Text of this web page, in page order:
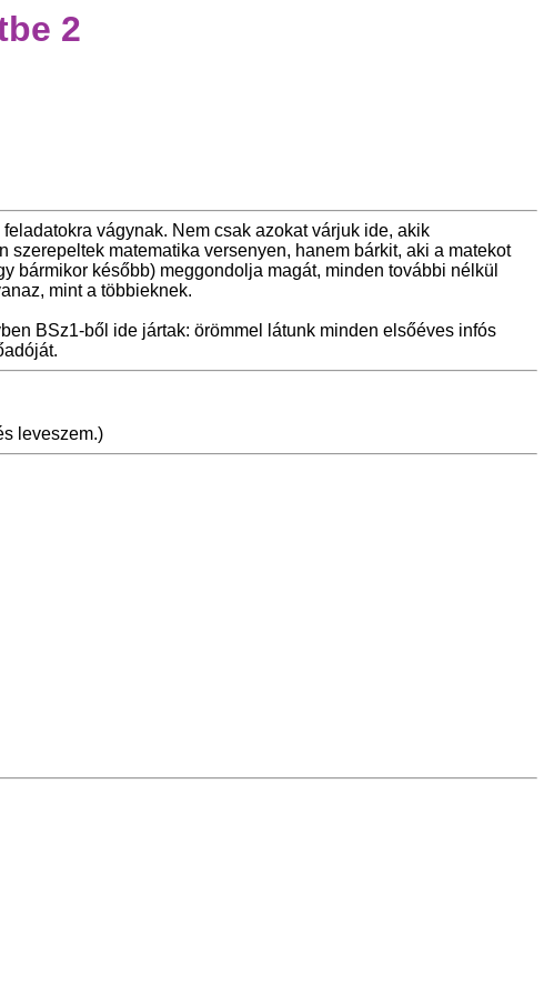
2
vágynak. Nem csak azokat várjuk ide, akik
matematika versenyen, hanem bárkit, aki a matekot
bármikor később) meggondolja magát, minden további nélkül
mint a többieknek.
BSz1-ből ide jártak: örömmel látunk minden elsőéves infós
leveszem.)